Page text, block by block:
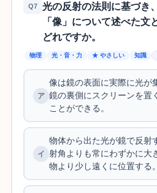
Q7
光の反射の法則に基づき
「像」について述べた文
どれですか。
物理 光・音・力 ★ やさしい 知識
像は鏡の表面に実際に光が
鏡の裏側にスクリーンを置
ことができる。
物体から出た光が鏡で反射
射角よりも常にわずかに大
物より少し遠くに位置する。